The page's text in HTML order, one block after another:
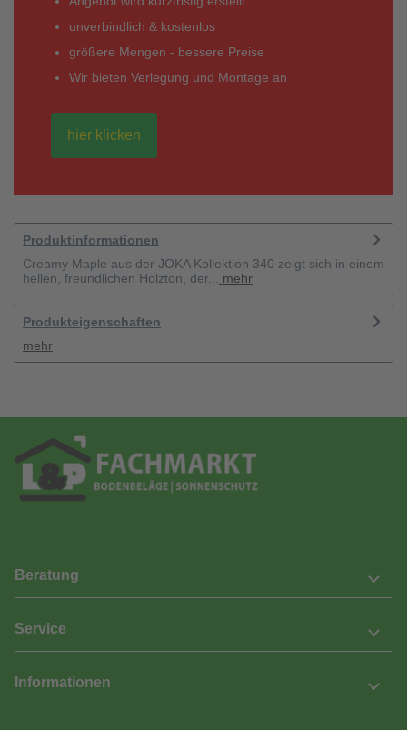
unverbindlich & kostenlos
größere Mengen - bessere Preise
Wir bieten Verlegung und Montage an
hier klicken
Produktinformationen
Creamy Maple aus der JOKA Kollektion 340 zeigt sich in einem
hellen, freundlichen Holzton, der...
mehr
Produkteigenschaften
mehr
Beratung
Service
Informationen